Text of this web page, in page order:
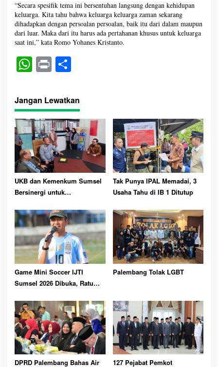
“Secara spesifik tema ini bersentuhan langsung dengan kehidupan
keluarga. Kita tahu bahwa keluarga keluarga zaman sekarang
dihadapkan dengan persoalan persoalan, baik itu dari dalam maupun
dari luar. Maka dari itu harus ada pertahanan khusus untuk keluarga
saat ini,” kata Romo Yohanes Kristanto.
W
ts
A
pp
Pr
t re
Jangan Lewatkan
UKB dan Kemenkum Sumsel
Bersinergi untuk
Intelektual
Tak Punya IPAL Memadai, 3
Usaha Tahu di IB 1 Ditutup
Game Mini Soccer IJTI
Sumsel 2026 Dibuka, Ratu
Solidaritas
Palembang Tolak LGBT
DPRD Palembang Bahas Air 127 Pejabat Pemkot